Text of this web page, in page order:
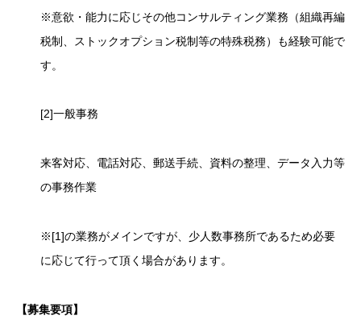
※意欲・能力に応じその他コンサルティング業務（組織再編
税制、ストックオプション税制等の特殊税務）も経験可能で
す。
[2]一般事務
来客対応、電話対応、郵送手続、資料の整理、データ入力等
の事務作業
※[1]の業務がメインですが、少人数事務所であるため必要
に応じて行って頂く場合があります。
【募集要項】